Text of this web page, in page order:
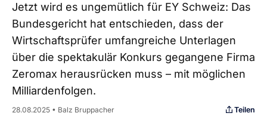
Jetzt wird es ungemütlich für EY Schweiz: Das
Bundesgericht hat entschieden, dass der
Wirtschaftsprüfer umfangreiche Unterlagen
über die spektakulär Konkurs gegangene Firma
Zeromax herausrücken muss – mit möglichen
Milliardenfolgen.
28.08.2025 • Balz Bruppacher Teilen